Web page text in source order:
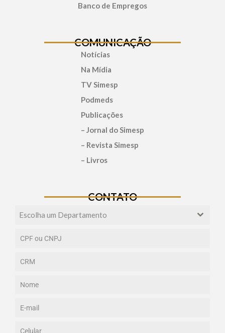
Banco de Empregos
COMUNICAÇÃO
Notícias
Na Mídia
TV Simesp
Podmeds
Publicações
– Jornal do Simesp
– Revista Simesp
– Livros
CONTATO
Escolha um Departamento